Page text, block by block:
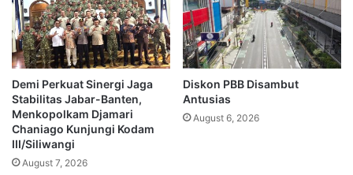
Demi Perkuat Sinergi Jaga
Stabilitas Jabar-Banten,
Menkopolkam Djamari
Chaniago Kunjungi Kodam
III/Siliwangi
August 7, 2026
Diskon PBB Disambut
Antusias
August 6, 2026